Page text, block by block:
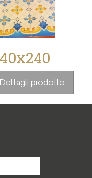
Dettagli prodotto